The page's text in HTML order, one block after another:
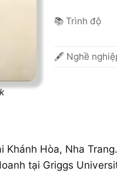
📚 Trình độ
🖋 Nghề
Khánh Hòa, Nha
tại Griggs